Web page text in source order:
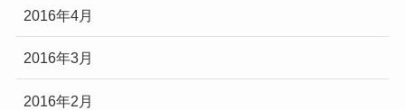
2016年4月
2016年3月
2016年2月